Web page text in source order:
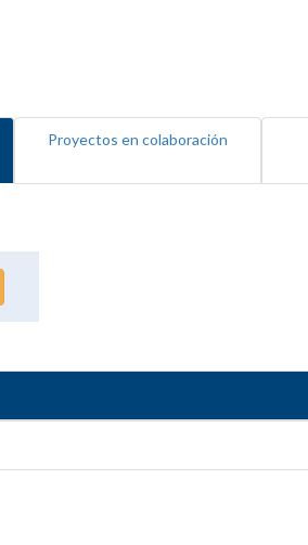
Proyectos en colaboración